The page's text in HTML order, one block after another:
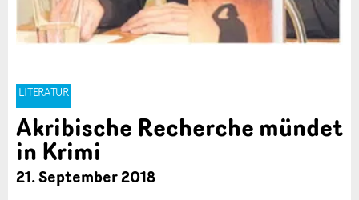
LITERATUR
Akribische Recherche mündet
in Krimi
21. September 2018